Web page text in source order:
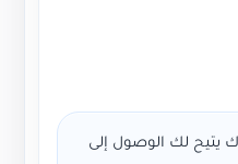
يتيح لك الوصول إلى